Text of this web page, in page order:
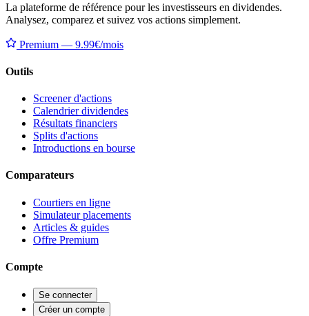
La plateforme de référence pour les investisseurs en dividendes.
Analysez, comparez et suivez vos actions simplement.
Premium — 9.99€/mois
Outils
Screener d'actions
Calendrier dividendes
Résultats financiers
Splits d'actions
Introductions en bourse
Comparateurs
Courtiers en ligne
Simulateur placements
Articles & guides
Offre Premium
Compte
Se connecter
Créer un compte